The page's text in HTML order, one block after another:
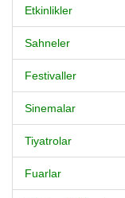
Etkinlikler
Sahneler
Festivaller
Sinemalar
Tiyatrolar
Fuarlar